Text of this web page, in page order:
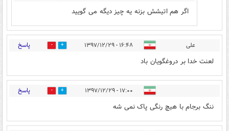
اگر هم اتیشش بزنه یه چیز دیگه می گویید
علی ۱۶:۴۸ - ۱۳۹۷/۱۲/۲۹ 6 پاسخ
لعنت خدا بر دروغگویان باد
۱۷:۰۰ - ۱۳۹۷/۱۲/۲۹ 10 پاسخ
ننگ برجام با هیچ رنگی پاک نمی شه